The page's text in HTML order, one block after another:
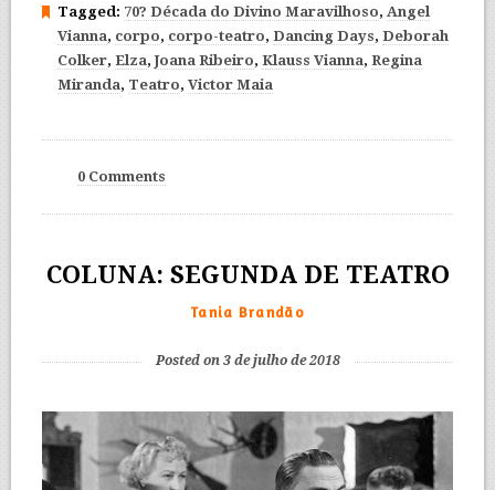
Tagged: 70? Década do Divino Maravilhoso, Angel
Vianna, corpo, corpo-teatro, Dancing Days, Deborah
Colker, Elza,Joana Ribeiro, Klauss Vianna, Regina
Miranda, Teatro, Victor Maia
0 Comments
COLUNA: SEGUNDA DE TEATRO
Tania Brandão
Posted on 3 de julho de 2018